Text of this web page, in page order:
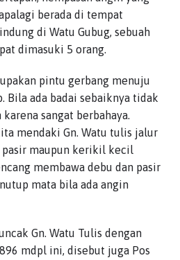
berada di tempat
di Watu Gubug, sebuah
dimasuki 5 orang.
pintu gerbang menuju
Bila ada badai sebaiknya tidak
sangat berbahaya.
mendaki Gn. Watu tulis jalur
pasir maupun kerikil kecil
membawa debu dan pasir
mata bila ada angin
Gn. Watu Tulis dengan
mdpl ini, disebut juga Pos